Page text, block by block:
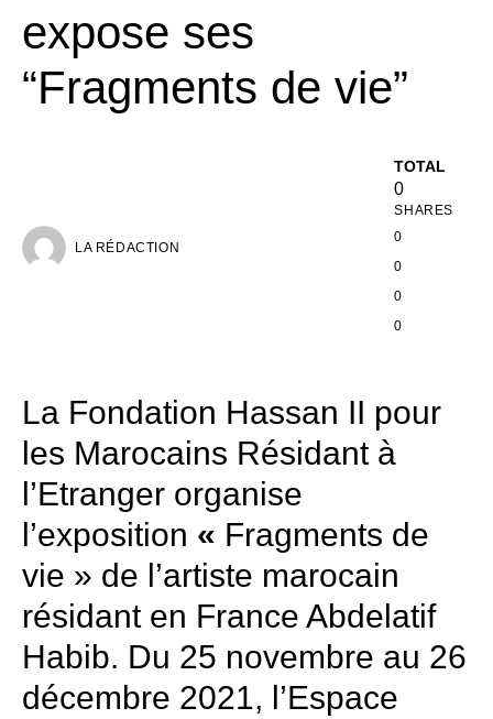
expose ses
“Fragments de vie”
LA RÉDACTION
TOTAL
0
SHARES
0
0
0
0
La Fondation Hassan II pour
les Marocains Résidant à
l’Etranger organise
l’exposition « Fragments de
vie » de l’artiste marocain
résidant en France Abdelatif
Habib. Du 25 novembre au 26
décembre 2021, l’Espace